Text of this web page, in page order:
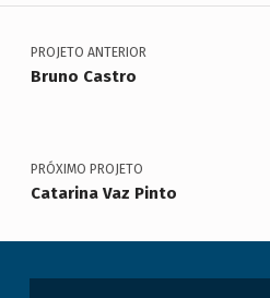
Navegação de artigos
PROJETO ANTERIOR
Bruno Castro
PRÓXIMO PROJETO
Catarina Vaz Pinto